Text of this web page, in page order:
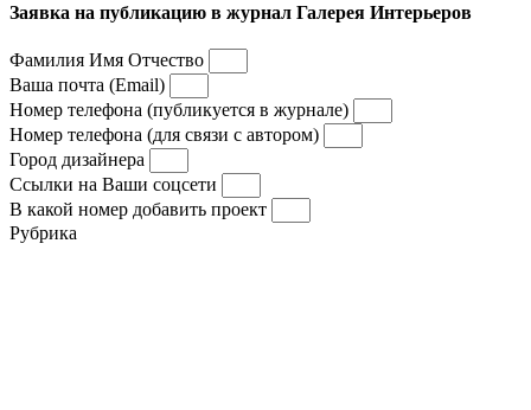
Заявка на публикацию в журнал Галерея Интерьеров
Фамилия Имя Отчество
Ваша почта (Email)
Номер телефона (публикуется в журнале)
Номер телефона (для связи с автором)
Город дизайнера
Ссылки на Ваши соцсети
В какой номер добавить проект
Рубрика